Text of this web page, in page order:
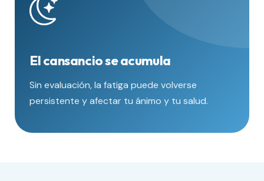
El cansancio se acumula
Sin evaluación, la fatiga puede volverse
persistente y afectar tu ánimo y tu salud.